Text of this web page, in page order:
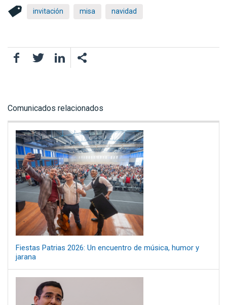
invitación misa navidad
FacebookTwitter LinkedIn
Comunicados relacionados
Fiestas Patrias 2026: Un encuentro de música, humor y
jarana